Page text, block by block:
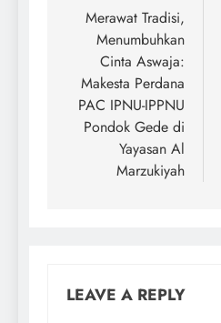
navigation
Merawat Tradisi,
Menumbuhkan
Cinta Aswaja:
Makesta Perdana
PAC IPNU-IPPNU
Pondok Gede di
Yayasan Al
Marzukiyah
LEAVE A REPLY